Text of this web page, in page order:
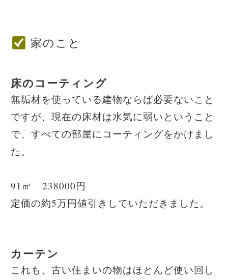
家のこと
床のコーティング
無垢材を使っている建物ならば必要ないこと
ですが、現在の床材は水気に弱いということ
で、すべての部屋にコーティングをかけまし
た。
91㎡ 238000円
定価の約5万円値引きしていただきました。
カーテン
これも、古い住まいの物はほとんど使い回し